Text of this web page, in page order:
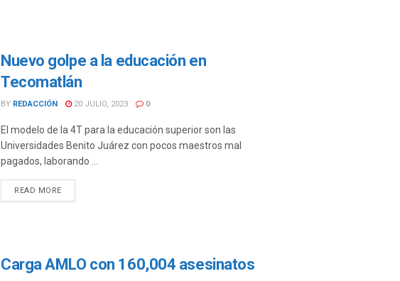
Nuevo golpe a la educación en
Tecomatlán
BY REDACCIÓN 20 JULIO, 2023 0
El modelo de la 4T para la educación superior son las
Universidades Benito Juárez con pocos maestros mal
pagados, laborando ...
READ MOREDETAILS
Carga AMLO con 160,004 asesinatos